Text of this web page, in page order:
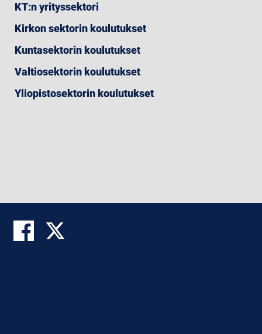
KT:n yrityssektori
Kirkon sektorin koulutukset
Kuntasektorin koulutukset
Valtiosektorin koulutukset
Yliopistosektorin koulutukset